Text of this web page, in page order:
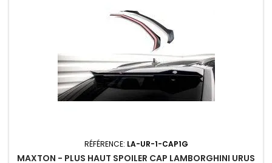
RÉFÉRENCE: LA-UR-1-CAP1G
MAXTON - PLUS HAUT SPOILER CAP LAMBORGHINI URUS